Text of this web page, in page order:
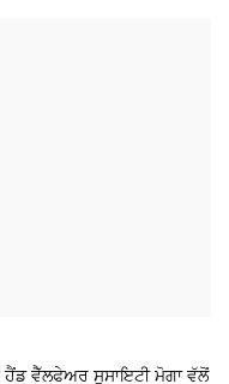
ਹੈਂਡ ਵੈੱਲਫੇਅਰ ਸੁਸਾਇਟੀ ਮੋਗਾ ਵੱਲੋਂ